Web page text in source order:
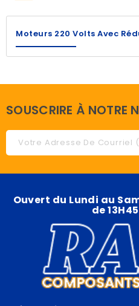
Moteurs 220 Volts Avec
SOUSCRIRE À NOTRE
Ouvert du Lundi au
de